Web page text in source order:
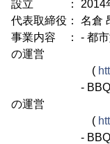
設立 ： 2014
代表取締役： 名倉
事業内容 ： - 都市
の運営
(
- BBQ宅配サ
の運営
(
- BBQ場検索